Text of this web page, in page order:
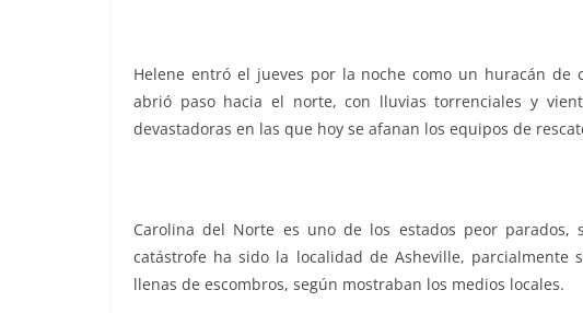
Helene entró el jueves por la noche como un huracán de
abrió paso hacia el norte, con lluvias torrenciales y
devastadoras en las que hoy se afanan los equipos de
Carolina del Norte es uno de los estados peor
catástrofe ha sido la localidad de Asheville, parcialmente
llenas de escombros, según mostraban los medios locales.